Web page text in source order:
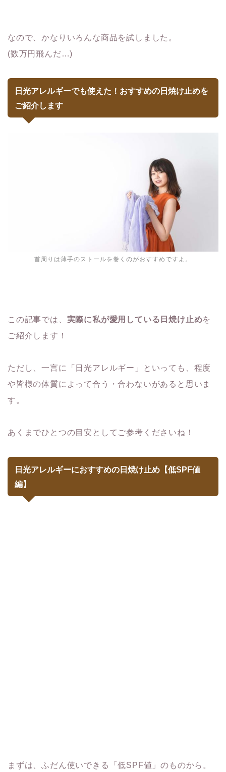
なので、かなりいろんな商品を試しました。
(数万円飛んだ…)
日光アレルギーでも使えた！おすすめの日焼け止めを
ご紹介します
首周りは薄手のストールを巻くのがおすすめですよ。
この記事では、 実際に私が愛用している日焼け止めを
ご紹介します！
ただし、一言に「日光アレルギー」といっても、程度
や皆様の体質によって合う・合わないがあると思いま
す。
あくまでひとつの目安としてご参考くださいね！
日光アレルギーにおすすめの日焼け止め【低SPF値
編】
まずは、ふだん使いできる「低SPF値」のものから。